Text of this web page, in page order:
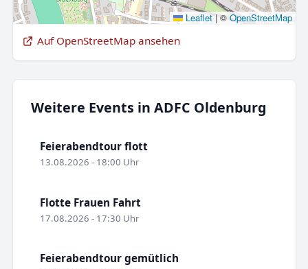
Leaflet |©OpenStreetMap
Auf OpenStreetMap ansehen
Weitere Events in ADFC Oldenburg
Feierabendtour flott
13.08.2026 - 18:00 Uhr
Flotte Frauen Fahrt
17.08.2026 - 17:30 Uhr
Feierabendtour gemütlich